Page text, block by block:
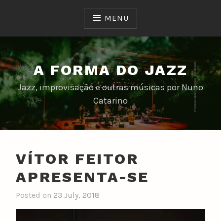
MENU
A FORMA DO JAZZ
Jazz, improvisação e outras músicas por Nuno
Catarino
VÍTOR FEITOR
APRESENTA-SE
Posted on 23 July, 2018
y